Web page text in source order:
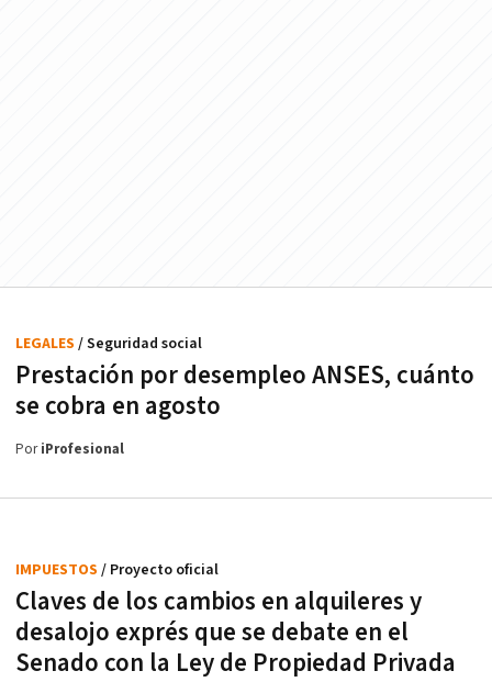
Prestación por desempleo ANSES, cuánto
se cobra en agosto
LEGALES / Seguridad social
PoriProfesional
Claves de los cambios en alquileres y
desalojo exprés que se debate en el
Senado con la Ley de Propiedad Privada
IMPUESTOS / Proyecto oficial